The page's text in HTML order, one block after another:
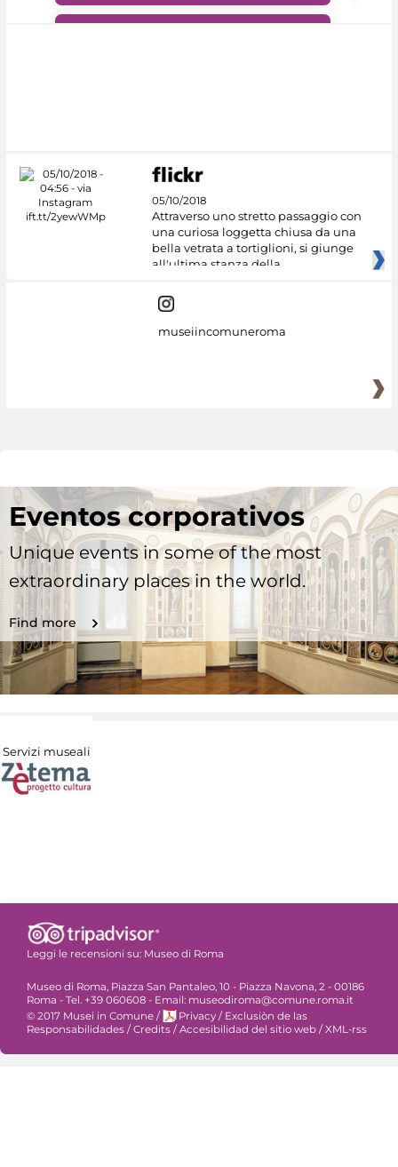
05/10/2018
Attraverso uno stretto passaggio con
una curiosa loggetta chiusa da una
bella vetrata a tortiglioni, si giunge
all'ultima stanza della
museiincomuneroma
Eventos corporativos
Unique events in some of the most
extraordinary places in the world.
Find more
Servizi museali
Leggi le recensioni su: Museo di Roma
Museo di Roma, Piazza San Pantaleo, 10 - Piazza Navona, 2 - 00186
Roma - Tel. +39 060608 - Email: museodiroma@comune.roma.it
© 2017 Musei in Comune / Privacy / Exclusiòn de las
Responsabilidades / Credits / Accesibilidad del sitio web / XML-rss